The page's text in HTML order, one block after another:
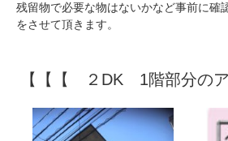
残留物で必要な物はないかなど事前に確
をさせて頂きます。
【【【 ２DK 1階部分の